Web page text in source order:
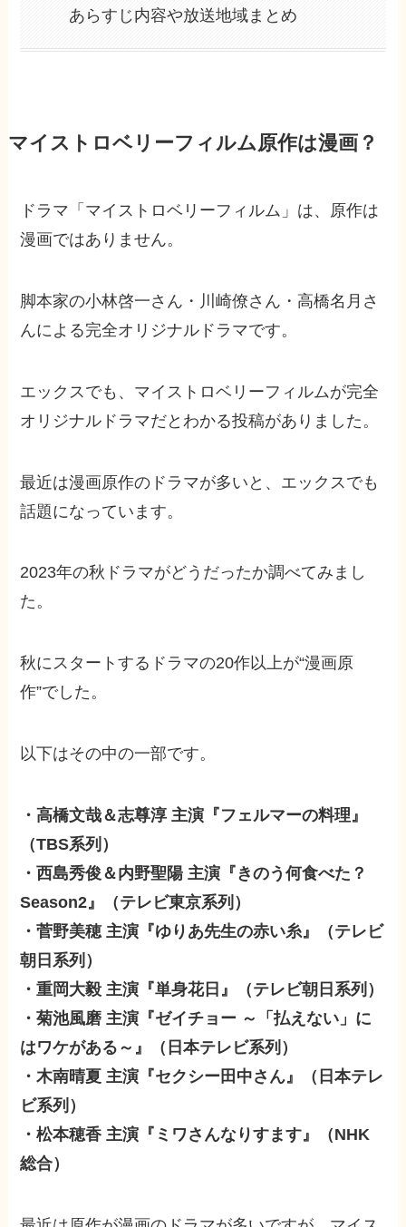
あらすじ内容や放送地域まとめ
マイストロベリーフィルム原作は漫画？
ドラマ「マイストロベリーフィルム」は、原作は
漫画ではありません。
脚本家の小林啓一さん・川崎僚さん・高橋名月さ
んによる完全オリジナルドラマです。
エックスでも、マイストロベリーフィルムが完全
オリジナルドラマだとわかる投稿がありました。
最近は漫画原作のドラマが多いと、エックスでも
話題になっています。
2023年の秋ドラマがどうだったか調べてみまし
た。
秋にスタートするドラマの20作以上が“漫画原
作”でした。
以下はその中の一部です。
・高橋文哉＆志尊淳 主演『フェルマーの料理』
（TBS系列）
・西島秀俊＆内野聖陽 主演『きのう何食べた？
Season2』（テレビ東京系列）
・菅野美穂 主演『ゆりあ先生の赤い糸』（テレビ
朝日系列）
・重岡大毅 主演『単身花日』（テレビ朝日系列）
・菊池風磨 主演『ゼイチョー ～「払えない」に
はワケがある～』（日本テレビ系列）
・木南晴夏 主演『セクシー田中さん』（日本テレ
ビ系列）
・松本穂香 主演『ミワさんなりすます』（NHK
総合）